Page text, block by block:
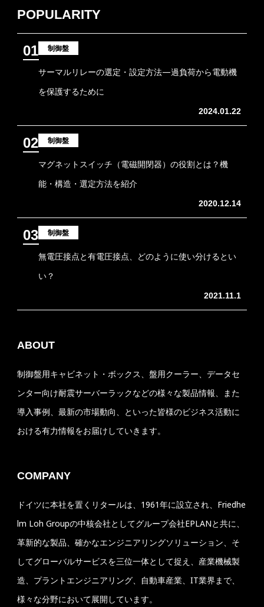
POPULARITY
01 制御盤
サーマルリレーの選定・設定方法―過負荷から電動機
を保護するために
2024.01.22
02 制御盤
マグネットスイッチ（電磁開閉器）の役割とは？機
能・構造・選定方法を紹介
2020.12.14
03 制御盤
無電圧接点と有電圧接点、どのように使い分けるとい
い？
2021.11.1
ABOUT
制御盤用キャビネット・ボックス、盤用クーラー、データセ
ンター向け耐震サーバーラックなどの様々な製品情報、また
導入事例、最新の市場動向、といった皆様のビジネス活動に
おける有力情報をお届けしていきます。
COMPANY
ドイツに本社を置くリタールは、1961年に設立され、Friedhe
lm Loh Groupの中核会社としてグループ会社EPLANと共に、
革新的な製品、確かなエンジニアリングソリューション、そ
してグローバルサービスを三位一体として捉え、産業機械製
造、プラントエンジニアリング、自動車産業、IT業界まで、
様々な分野において展開しています。